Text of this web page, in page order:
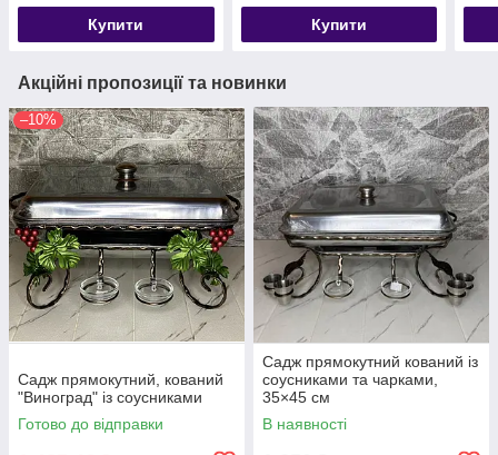
Купити Купити
Акційні пропозиції та новинки
–10%
Садж прямокутний, кований
"Виноград" із соусниками
Готово до відправки
Садж прямокутний кований із
соусниками та чарками,
35×45 см
В наявності